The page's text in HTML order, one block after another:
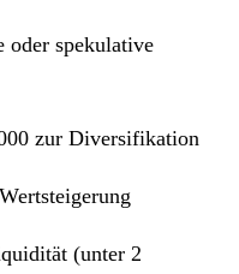
oder spekulative
zur Diversifikation
(unter 2